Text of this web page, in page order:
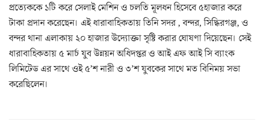
প্রত্যেককে ১টি করে সেলাই মেশিন ও চলতি মূলধন হিসেবে ৫হাজার করে
টাকা প্রদান করেছেন। এই ধারাবাহিকতায় তিনি সদর , বন্দর, সিদ্ধিরগঞ্জ, ও
বন্দর থানা এলাকায় ২০ হাজার উদ্যোক্তা সৃষ্টি করার ঘোষণা দিয়েছেন। সেই
ধারাবাহিকতায় ৫ মার্চ যুব উন্নয়ন অধিদপ্তর ও আই এফ আই সি ব্যাংক
লিমিটেড এর সাথে ওই ৫’শ নারী ও ৩’শ যুবকের সাথে মত বিনিময় সভা
করেছিলেন।